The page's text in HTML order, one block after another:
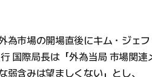
為市場の開場直後にキム・ジェ
国際局長は「外為当局 市場関連
弱含みは望ましくない」とし、